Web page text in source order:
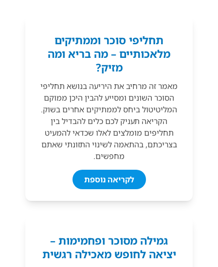
תחליפי סוכר וממתיקים
מלאכותיים – מה בריא ומה
מזיק?
מאמר זה מרחיב את היריעה בנושא תחליפי
הסוכר השונים ומסייע להבין היכן ממוקם
המליטיטול ביחס לממתיקים אחרים בשוק.
הקריאה תעניק לכם כלים להבדיל בין
תחליפים מומלצים לאלו שכדאי להמעיט
בצריכתם, בהתאמה לשינוי התזונתי שאתם
מחפשים.
לקריאה נוספת
גמילה מסוכר ופחמימות –
יציאה לחופש מאכילה רגשית